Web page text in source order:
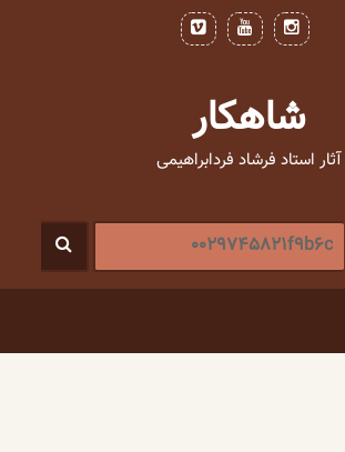
شاهکار
آثار استاد فرشاد فردابراهیمی
جستجو
برای